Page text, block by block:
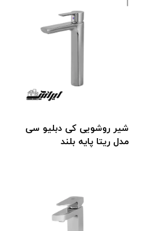
شیر روشویی کی دبلیو سی
مدل ریتا پایه بلند